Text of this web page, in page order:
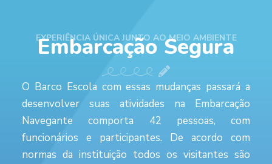
EXPERIÊNCIA ÚNICA JUNTO AO MEIO AMBIENTE
Embarcação Segura
O Barco Escola com essas mudanças passará a
desenvolver suas atividades na Embarcação
Navegante comporta 42 pessoas, com
funcionários e participantes. De acordo com
normas da instituição todos os visitantes são